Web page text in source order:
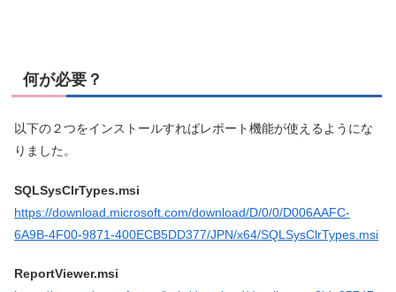
何が必要？
以下の２つをインストールすればレポート機能が使えるようにな
りました。
SQLSysClrTypes.msi
https://download.microsoft.com/download/D/0/0/D006AAFC-
6A9B-4F00-9871-400ECB5DD377/JPN/x64/SQLSysClrTypes.msi
ReportViewer.msi